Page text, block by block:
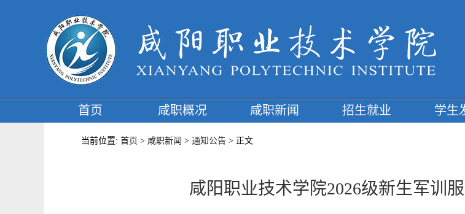
首页 咸职概况 咸职新闻 招生就业 学生
当前位置: 首页 > 咸职新闻 > 通知公告 > 正文
咸阳职业技术学院2026级新生军训